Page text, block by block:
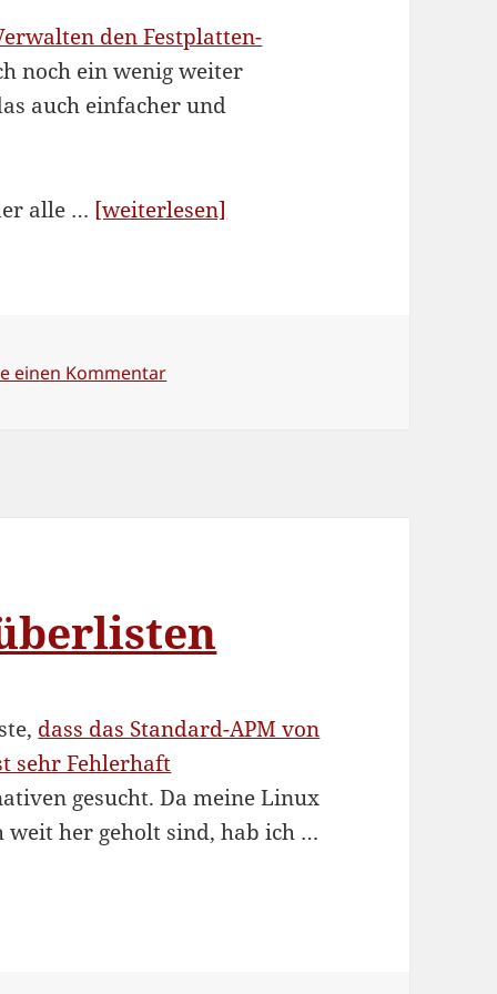
den Festplatten-
noch ein wenig weiter
auch einfacher und
alle … [weiterlesen]
einen Kommentarzu Festplatten-APM verbessert
dass das Standard-APM von
sehr Fehlerhaft
gesucht. Da meine Linux
weit her geholt sind, hab ich …